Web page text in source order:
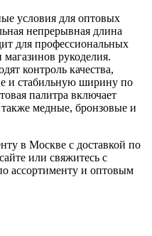
условия для оптовых
непрерывная длина
для профессиональных
магазинов рукоделия.
контроль качества,
и стабильную ширину по
палитра включает
также медные, бронзовые и
в Москве с доставкой по
или свяжитесь с
ассортименту и оптовым